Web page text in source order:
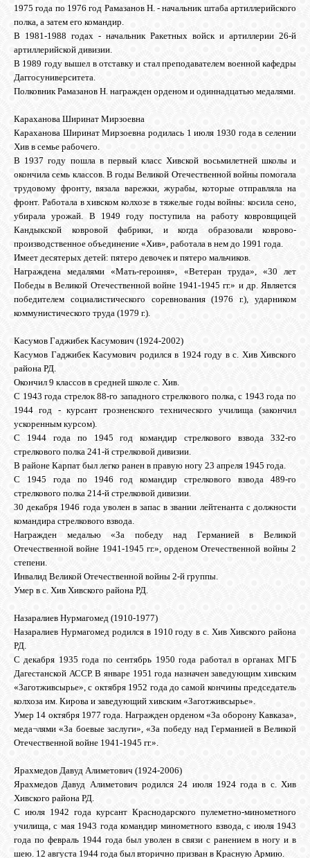
1975 года по 1976 год Рамазанов Н. - начальник штаба артиллерийского
полка, а затем его командир.
В 1981-1988 годах - начальник Ракетных войск и артиллерии 26-й
артиллерийской дивизии.
В 1989 году вышел в отставку и стал преподавателем военной кафедры
Даггосуниверситета.
Полковник Рамазанов Н. награжден орденом и одиннадцатью медалями.
Караханова Ширинат Мирзоевна
Караханова Ширинат Мирзоевна родилась 1 июля 1930 года в селении
Хив в семье рабочего.
В 1937 году пошла в первый класс Хивской восьмилетней школы и
окончила семь классов. В годы Великой Отечественной войны помогала
трудовому фронту, вязала варежки, журабы, которые отправляла на
фронт. Работала в хивском колхозе в тяжелые годы войны: косила сено,
убирала урожай. В 1949 году поступила на работу ковровщицей
Кандыкской ковровой фабрики, и когда образовали коврово-
производственное объединение «Хив», работала в нем до 1991 года.
Имеет десятерых детей: пятеро девочек и пятеро мальчиков.
Награждена медалями «Мать-героиня», «Ветеран труда», «30 лет
Победы в Великой Отечественной войне 1941-1945 гг.» и др. Является
победителем социалистического соревнования (1976 г.), ударником
коммунистического труда (1979 г.).
Касумов Гаджибек Касумович (1924-2002)
Касумов Гаджибек Касумович родился в 1924 году в с. Хив Хивского
района РД.
Окончил 9 классов в средней школе с. Хив.
С 1943 года стрелок 88-го западного стрелкового полка, с 1943 года по
1944 год - курсант грозненского технического училища (закончил
ускоренным курсом).
С 1944 года по 1945 год командир стрелкового взвода 332-го
стрелкового полка 241-й стрелковой дивизии.
В районе Карпат был легко ранен в правую ногу 23 апреля 1945 года.
С 1945 года по 1946 год командир стрелкового взвода 489-го
стрелкового полка 214-й стрелковой дивизии.
30 декабря 1946 года уволен в запас в звании лейтенанта с должности
командира стрелкового взвода.
Награжден медалью «За победу над Германией в Великой
Отечественной войне 1941-1945 гг.», орденом Отечественной войны 2
степени.
Инвалид Великой Отечественной войны 2-й группы.
Умер в с. Хив Хивского района РД.
Назаралиев Нурмагомед (1910-1977)
Назаралиев Нурмагомед родился в 1910 году в с. Хив Хивского района
РД.
С декабря 1935 года по сентябрь 1950 года работал в органах МГБ
Дагестанской АССР. В январе 1951 года назначен заведующим хивским
«Заготживсырье», с октября 1952 года до самой кончины председатель
колхоза им. Кирова и заведующий хивским «Заготживсырье».
Умер 14 октября 1977 года. Награжден орденом «За оборону Кавказа»,
меда¬лями «За боевые заслуги», «За победу над Германией в Великой
Отечественной войне 1941-1945 гг.».
Ярахмедов Давуд Алиметович (1924-2006)
Ярахмедов Давуд Алиметович родился 24 июля 1924 года в с. Хив
Хивского района РД.
С июля 1942 года курсант Краснодарского пулеметно-минометного
училища, с мая 1943 года командир минометного взвода, с июля 1943
года по февраль 1944 года был уволен в связи с ранением в ногу и в
шею. 12 августа 1944 года был вторично призван в Красную Армию.